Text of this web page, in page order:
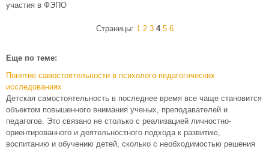
участия в ФЭПО
Страницы: 1 2 3 4 5 6
Еще по теме:
Понятие самостоятельности в психолого-педагогических
исследованиях
Детская самостоятельность в последнее время все чаще становится
объектом повышенного внимания ученых, преподавателей и
педагогов. Это связано не столько с реализацией личностно-
ориентированного и деятельностного подхода к развитию,
воспитанию и обучению детей, сколько с необходимостью решения